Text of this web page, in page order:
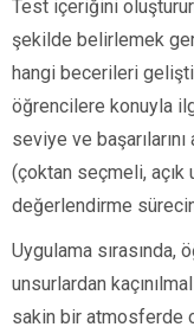
Test içeriğini
şekilde belirlemek
hangi becerileri
öğrencilere konuyla
seviye ve
(çoktan seçmeli, açık
değerlendirme
Uygulama sırasında,
unsurlardan
sakin bir atmosferde